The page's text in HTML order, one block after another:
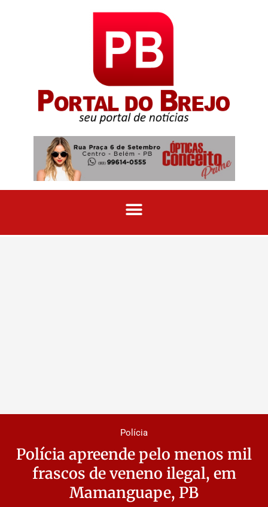
Polícia
Polícia apreende pelo menos mil
frascos de veneno ilegal, em
Mamanguape, PB